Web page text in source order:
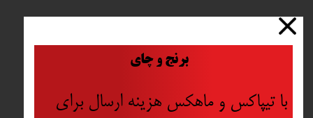
برنج و چای
با تیپاکس و ماهکس هزینه ارسال برای